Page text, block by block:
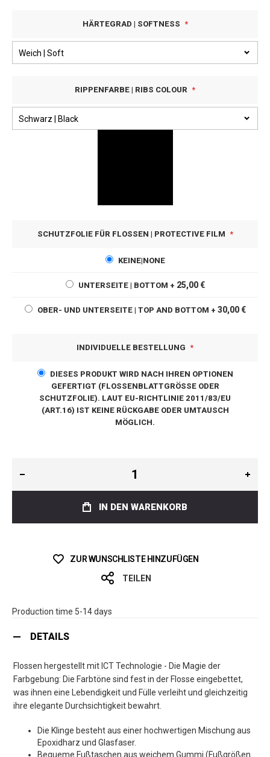
HÄRTEGRAD | SOFTNESS
RIPPENFARBE | RIBS COLOUR
SCHUTZFOLIE FÜR FLOSSEN | PROTECTIVE FILM
KEINE|NONE
UNTERSEITE | BOTTOM + 25,00 €
OBER- UND UNTERSEITE | TOP AND BOTTOM + 30,00 €
INDIVIDUELLE BESTELLUNG
DIESES PRODUKT WIRD NACH IHREN OPTIONEN
GEFERTIGT (FLOSSENBLATTGRÖSSE ODER S
CHUTZFOLIE). LAUT EU-RICHTLINIE 2011/83/EU (
ART.16) IST KEINE RÜCKGABE ODER UMTAUSCH M
ÖGLICH.
IN DEN WARENKORB
ZUR WUNSCHLISTE HINZUFÜGEN
TEILEN
Production time 5-14 days
DETAILS
Flossen hergestellt mit ICT Technologie - Die Magie der
Farbgebung: Die Farbtöne sind fest in der Flosse eingebettet,
was ihnen eine Lebendigkeit und Fülle verleiht und gleichzeitig
ihre elegante Durchsichtigkeit bewahrt.
Die Klinge besteht aus einer hochwertigen Mischung aus
Epoxidharz und Glasfaser.
Bequeme Fußtaschen aus weichem Gummi (Fußgrößen